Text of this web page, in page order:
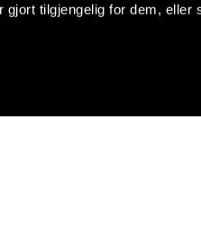
tilgjengelig for dem, eller